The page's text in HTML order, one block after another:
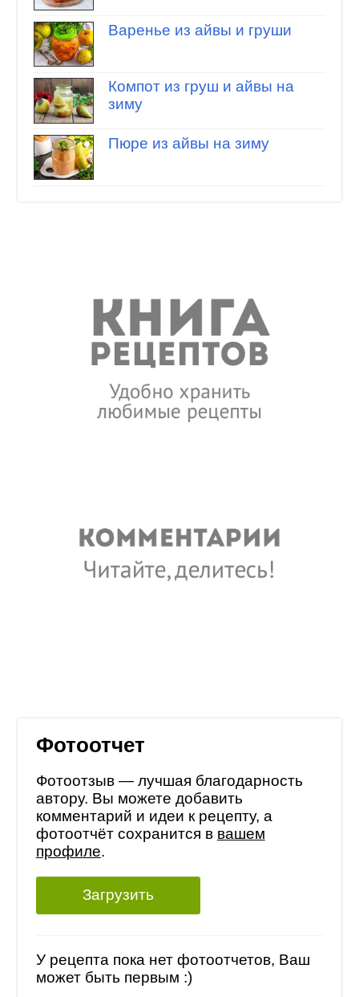
Варенье из айвы и груши
Компот из груш и айвы на
зиму
Пюре из айвы на зиму
Фотоотчет
Фотоотзыв — лучшая благодарность
автору. Вы можете добавить
комментарий и идеи к рецепту, а
фотоотчёт сохранится в вашем
профиле.
Загрузить
У рецепта пока нет фотоотчетов, Ваш
может быть первым :)